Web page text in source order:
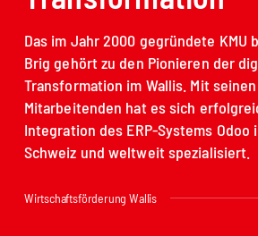
Das im Jahr 2000 gegründete KMU
Brig gehört zu den Pionieren der
Transformation im Wallis. Mit
Mitarbeitenden hat es sich
Integration des ERP-Systems Odoo
Schweiz und weltweit spezialisiert.
Wirtschaftsförderung Wallis